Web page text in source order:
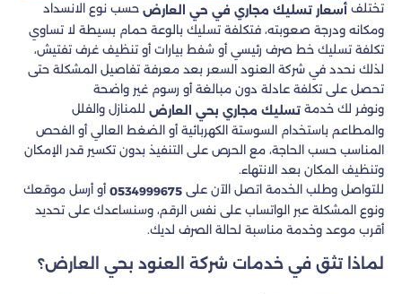
تختلف أسعار تسليك مجاري في حي العارض حسب نوع الانسداد
ومكانه ودرجة صعوبته، فتكلفة تسليك بالوعة حمام بسيطة لا تساوي
تكلفة تسليك خط صرف رئيسي أو شفط بيارات أو تنظيف غرف تفتيش،
لذلك نحدد في شركة العنود السعر بعد معرفة تفاصيل المشكلة حتى
تحصل على تكلفة عادلة دون مبالغة أو رسوم غير واضحة
ونوفر لك خدمة تسليك مجاري بحي العارض للمنازل والفلل
والمطاعم باستخدام السوستة الكهربائية أو الضغط العالي أو الفحص
المناسب حسب الحاجة، مع الحرص على التنفيذ بدون تكسير قدر الإمكان
وتنظيف المكان بعد الانتهاء.
للتواصل وطلب الخدمة اتصل الآن على 0534999675 أو أرسل موقعك
ونوع المشكلة عبر الواتساب على نفس الرقم، وسنساعدك على تحديد
أقرب موعد وخدمة مناسبة لحالة الصرف لديك.
لماذا تثق في خدمات شركة العنود بحي العارض؟